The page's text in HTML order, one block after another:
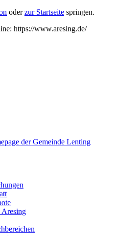
oderzur Startseite springen.
https://www.aresing.de/
Aresing